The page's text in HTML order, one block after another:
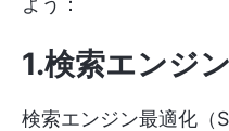
1.検索エンジ
検索エンジン最適化（